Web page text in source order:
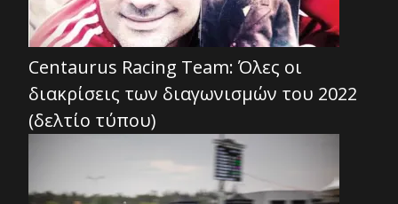
Centaurus Racing Team: Όλες οι
διακρίσεις των διαγωνισμών του 2022
(δελτίο τύπου)